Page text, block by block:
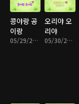
콩야랑 공
이랑
05/29/2012 • 15분
오리야 오
리야
05/30/2012 • 13분